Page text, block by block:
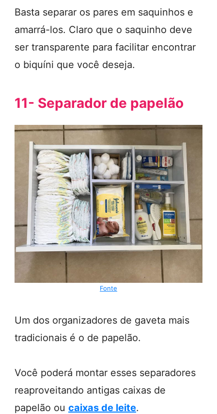
Basta separar os pares em saquinhos e
amarrá-los. Claro que o saquinho deve
ser transparente para facilitar encontrar
o biquíni que você deseja.
11- Separador de papelão
Fonte
Um dos organizadores de gaveta mais
tradicionais é o de papelão.
Você poderá montar esses separadores
reaproveitando antigas caixas de
papelão ou caixas de leite.